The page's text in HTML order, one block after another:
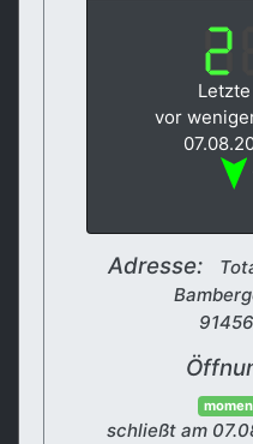
vor
Adresse:
schließt am